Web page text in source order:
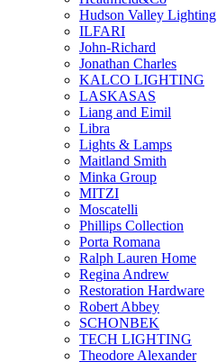
Hudson Valley Lighting
ILFARI
John-Richard
Jonathan Charles
KALCO LIGHTING
LASKASAS
Liang and Eimil
Libra
Lights & Lamps
Maitland Smith
Minka Group
MITZI
Moscatelli
Phillips Collection
Porta Romana
Ralph Lauren Home
Regina Andrew
Restoration Hardware
Robert Abbey
SCHONBEK
TECH LIGHTING
Theodore Alexander